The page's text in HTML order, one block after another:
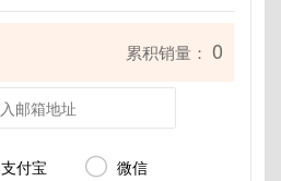
累积销量： 0
支付宝  微信